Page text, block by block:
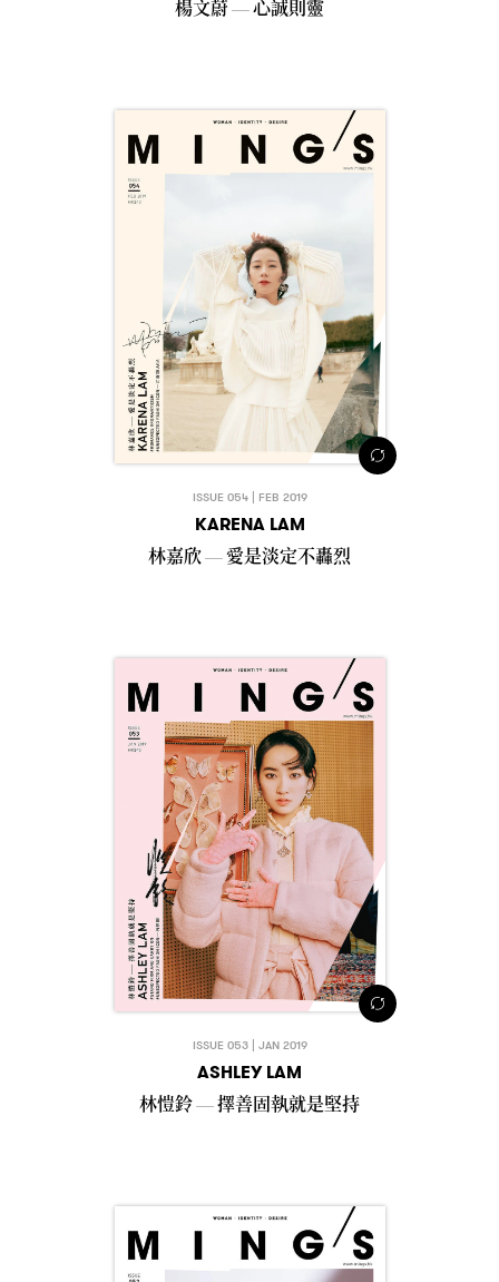
楊文蔚—心誠則靈
ISSUE 054 | FEB 2019
KARENA LAM
林嘉欣—愛是淡定不轟烈
ISSUE 053 | JAN 2019
ASHLEY LAM
林愷鈴—擇善固執就是堅持